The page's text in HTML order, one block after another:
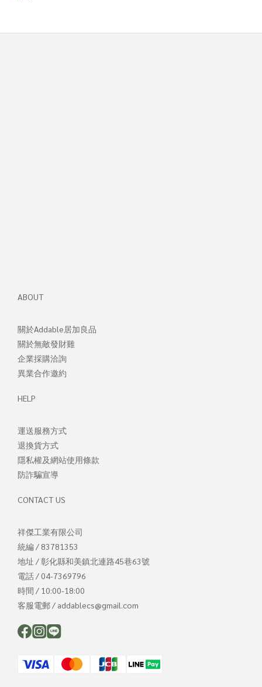
ABOUT
關於Addable居加良品
關於無敵發財雞
企業採購洽詢
異業合作邀約
HELP
運送服務方式
退換貨方式
隱私權及網站使用條款
防詐騙宣導
CONTACT US
祥傑工業有限公司
統編 / 83781353
地址 / 彰化縣和美鎮北連路45巷63號
電話 / 04-7369796
時間 / 10:00-18:00
客服電郵 / addablecs@gmail.com